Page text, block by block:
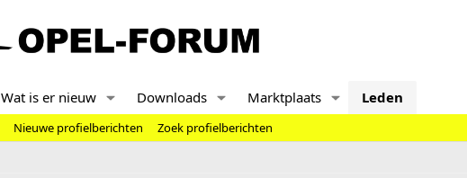
Wat is er nieuw Downloads Marktplaats Leden
Nieuwe profielberichten
Zoek profielberichten